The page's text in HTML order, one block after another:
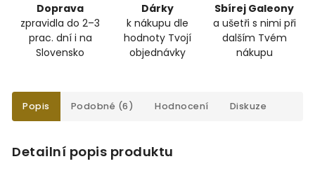
Doprava
zpravidla do 2–3
prac. dní i na
Slovensko
Dárky
k nákupu dle
hodnoty Tvojí
objednávky
Sbírej Galeony
a ušetři s nimi při
dalším Tvém
nákupu
Popis Podobné (6) Hodnocení Diskuze
Detailní popis produktu